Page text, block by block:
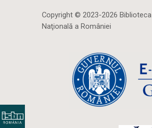
Copyright © 2023-2026 Biblioteca
Naţională a României